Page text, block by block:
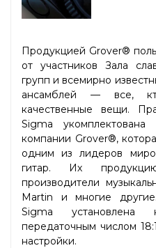
Продукцией Grover®
от участников Зала
групп и всемирно
ансамблей — все,
качественные вещи.
Sigma
компании Grover®,
одним из лидеров
гитар. Их
производители
Martin и многие
Sigma установлена
передаточным числом
настройки.